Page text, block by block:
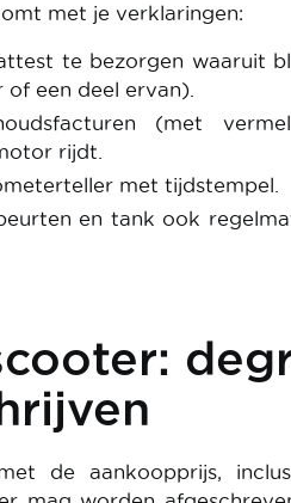
met je verklaringen:
te bezorgen waaruit
een deel ervan).
(met
rijdt.
met tijdstempel.
en tank ook
de aankoopprijs,